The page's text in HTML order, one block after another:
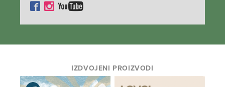
IZDVOJENI PROIZVODI